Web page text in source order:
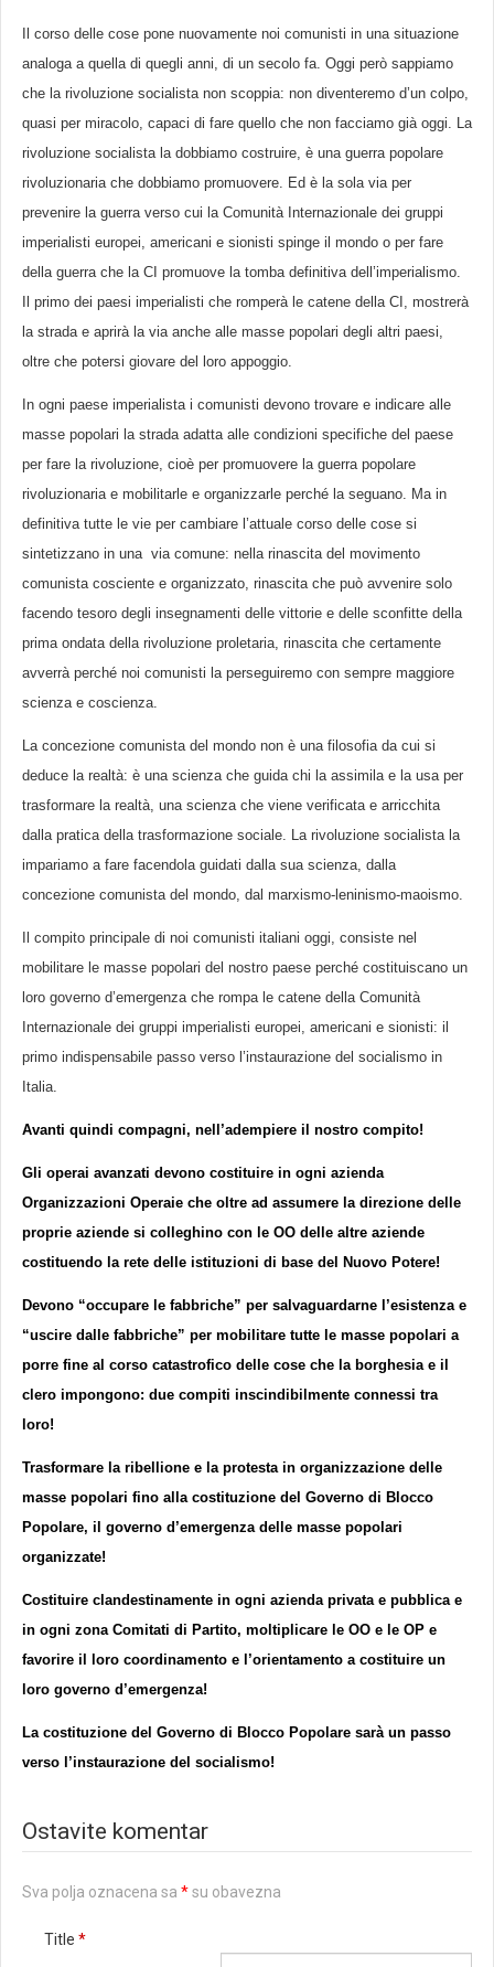
Il corso delle cose pone nuovamente noi comunisti in una situazione
analoga a quella di quegli anni, di un secolo fa. Oggi però sappiamo
che la rivoluzione socialista non scoppia: non diventeremo d’un colpo,
quasi per miracolo, capaci di fare quello che non facciamo già oggi. La
rivoluzione socialista la dobbiamo costruire, è una guerra popolare
rivoluzionaria che dobbiamo promuovere. Ed è la sola via per
prevenire la guerra verso cui la Comunità Internazionale dei gruppi
imperialisti europei, americani e sionisti spinge il mondo o per fare
della guerra che la CI promuove la tomba definitiva dell’imperialismo.
Il primo dei paesi imperialisti che romperà le catene della CI, mostrerà
la strada e aprirà la via anche alle masse popolari degli altri paesi,
oltre che potersi giovare del loro appoggio.
In ogni paese imperialista i comunisti devono trovare e indicare alle
masse popolari la strada adatta alle condizioni specifiche del paese
per fare la rivoluzione, cioè per promuovere la guerra popolare
rivoluzionaria e mobilitarle e organizzarle perché la seguano. Ma in
definitiva tutte le vie per cambiare l’attuale corso delle cose si
sintetizzano in una via comune: nella rinascita del movimento
comunista cosciente e organizzato, rinascita che può avvenire solo
facendo tesoro degli insegnamenti delle vittorie e delle sconfitte della
prima ondata della rivoluzione proletaria, rinascita che certamente
avverrà perché noi comunisti la perseguiremo con sempre maggiore
scienza e coscienza.
La concezione comunista del mondo non è una filosofia da cui si
deduce la realtà: è una scienza che guida chi la assimila e la usa per
trasformare la realtà, una scienza che viene verificata e arricchita
dalla pratica della trasformazione sociale. La rivoluzione socialista la
impariamo a fare facendola guidati dalla sua scienza, dalla
concezione comunista del mondo, dal marxismo-leninismo-maoismo.
Il compito principale di noi comunisti italiani oggi, consiste nel
mobilitare le masse popolari del nostro paese perché costituiscano un
loro governo d’emergenza che rompa le catene della Comunità
Internazionale dei gruppi imperialisti europei, americani e sionisti: il
primo indispensabile passo verso l’instaurazione del socialismo in
Italia.
Avanti quindi compagni, nell’adempiere il nostro compito!
Gli operai avanzati devono costituire in ogni azienda
Organizzazioni Operaie che oltre ad assumere la direzione delle
proprie aziende si colleghino con le OO delle altre aziende
costituendo la rete delle istituzioni di base del Nuovo Potere!
Devono “occupare le fabbriche” per salvaguardarne l’esistenza e
“uscire dalle fabbriche” per mobilitare tutte le masse popolari a
porre fine al corso catastrofico delle cose che la borghesia e il
clero impongono: due compiti inscindibilmente connessi tra
loro!
Trasformare la ribellione e la protesta in organizzazione delle
masse popolari fino alla costituzione del Governo di Blocco
Popolare, il governo d’emergenza delle masse popolari
organizzate!
Costituire clandestinamente in ogni azienda privata e pubblica e
in ogni zona Comitati di Partito, moltiplicare le OO e le OP e
favorire il loro coordinamento e l’orientamento a costituire un
loro governo d’emergenza!
La costituzione del Governo di Blocco Popolare sarà un passo
verso l’instaurazione del socialismo!
Ostavite komentar
Sva polja oznacena sa *su obavezna
Title *